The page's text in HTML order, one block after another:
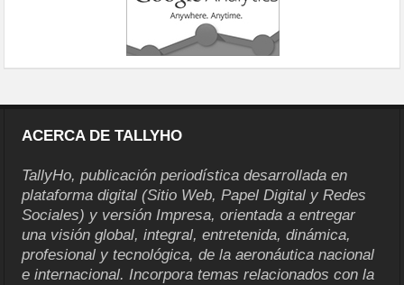
ACERCA DE TALLYHO
TallyHo, publicación periodística desarrollada en
plataforma digital (Sitio Web, Papel Digital y Redes
Sociales) y versión Impresa, orientada a entregar
una visión global, integral, entretenida, dinámica,
profesional y tecnológica, de la aeronáutica nacional
e internacional. Incorpora temas relacionados con la